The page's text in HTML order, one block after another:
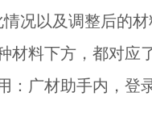
况以及调整后的
料下方，都对应
广材助手内，登